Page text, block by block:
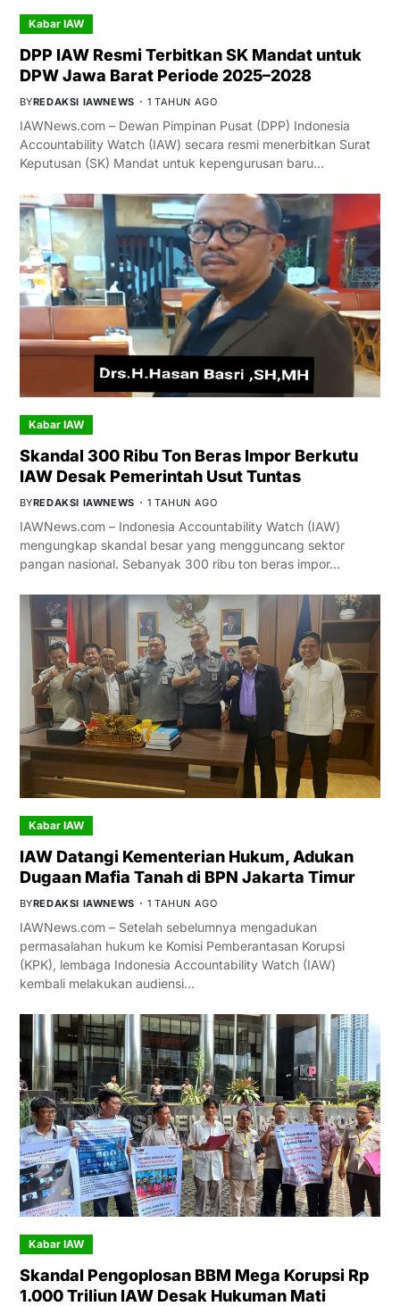
Kabar IAW
DPP IAW Resmi Terbitkan SK Mandat untuk
DPW Jawa Barat Periode 2025–2028
BYREDAKSI IAWNEWS 1 TAHUN AGO
IAWNews.com – Dewan Pimpinan Pusat (DPP) Indonesia
Accountability Watch (IAW) secara resmi menerbitkan Surat
Keputusan (SK) Mandat untuk kepengurusan baru…
Kabar IAW
Skandal 300 Ribu Ton Beras Impor Berkutu
IAW Desak Pemerintah Usut Tuntas
BYREDAKSI IAWNEWS 1 TAHUN AGO
IAWNews.com – Indonesia Accountability Watch (IAW)
mengungkap skandal besar yang mengguncang sektor
pangan nasional. Sebanyak 300 ribu ton beras impor…
Kabar IAW
IAW Datangi Kementerian Hukum, Adukan
Dugaan Mafia Tanah di BPN Jakarta Timur
BYREDAKSI IAWNEWS 1 TAHUN AGO
IAWNews.com – Setelah sebelumnya mengadukan
permasalahan hukum ke Komisi Pemberantasan Korupsi
(KPK), lembaga Indonesia Accountability Watch (IAW)
kembali melakukan audiensi…
Kabar IAW
Skandal Pengoplosan BBM Mega Korupsi Rp
1.000 Triliun IAW Desak Hukuman Mati